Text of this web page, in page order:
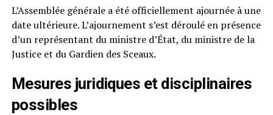
L’Assemblée générale a été officiellement ajournée à une
date ultérieure. L’ajournement s’est déroulé en présence
d’un représentant du ministre d’État, du ministre de la
Justice et du Gardien des Sceaux.
Mesures juridiques et disciplinaires
possibles